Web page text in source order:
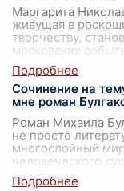
Маргарита
живущая в
творчеству,
московских
Сочинение на
мне роман
Роман Михаила
не просто
многослойный
человеческого